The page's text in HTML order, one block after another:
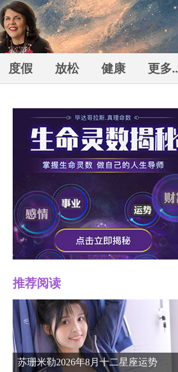
苏珊米勒
（Susan
Miller）个人
度假 放松 健康 更多..
推荐阅读
苏珊米勒2026年8月十二星座运势